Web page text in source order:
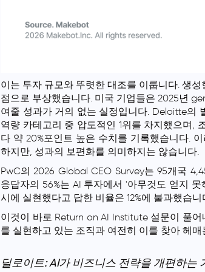
이는 투자 규모와 뚜렷한 대조를 이룹니다. 생
점으로 부상했습니다. 미국 기업들은 2025년
여줄 성과가 거의 없는 실정입니다. Deloitte의
역량 카테고리 중 압도적인 1위를 차지했으며,
다 약 20%포인트 높은 수치를 기록했습니다.
하지만, 성과의 보편화를 의미하지는 않습니다.
PwC의 2026 Global CEO Survey는 95개국
응답자의 56%는 AI 투자에서 '아무것도 얻지
시에 실현했다고 답한 비율은 12%에 불과했습니
이것이 바로 Return on AI Institute 설문이 풀
를 실현하고 있는 조직과 여전히 이를 찾아 헤
딜로이트: AI가 비즈니스 전략을 개편하는